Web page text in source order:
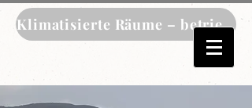
Klimatisierte Räume –